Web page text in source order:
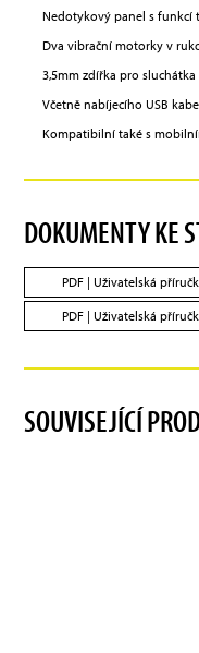
Nedotykový panel s funkcí
Dva vibrační motorky v
3,5mm zdířka pro
Včetně nabíjecího USB
Kompatibilní také s
DOKUMENTY KE
PDF |Uživatelská
PDF |Uživatelská
SOUVISEJÍCÍ